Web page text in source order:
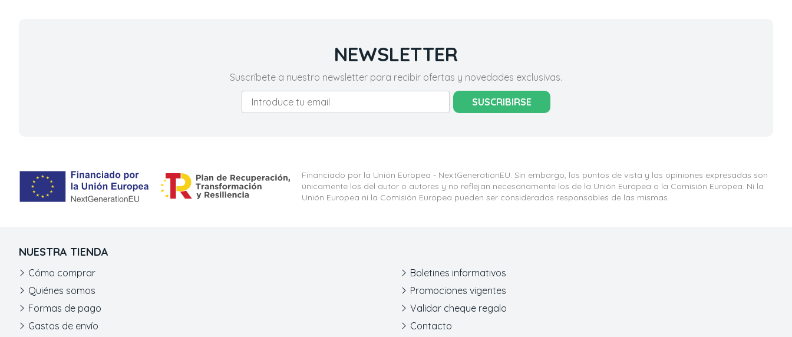
NEWSLETTER
Suscríbete a nuestro newsletter para recibir ofertas y novedades exclusivas.
SUSCRIBIRSE
Financiado por la Unión Europea - NextGenerationEU. Sin embargo, los puntos de vista y las opiniones expresadas son
únicamente los del autor o autores y no reflejan necesariamente los de la Unión Europea o la Comisión Europea. Ni la
Unión Europea ni la Comisión Europea pueden ser consideradas responsables de las mismas.
NUESTRA TIENDA
Cómo comprar
Quiénes somos
Formas de pago
Gastos de envío
Boletines informativos
Promociones vigentes
Validar cheque regalo
Contacto